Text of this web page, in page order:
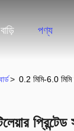
বাড়ি পণ্য
> 0.2 মিমি-6.0 মিমি